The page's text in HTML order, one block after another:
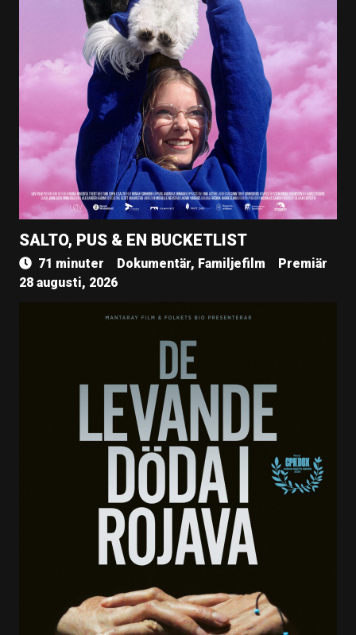
SALTO, PUS & EN BUCKETLIST
71 minuter Dokumentär, Familjefilm
Premiär
28 augusti, 2026